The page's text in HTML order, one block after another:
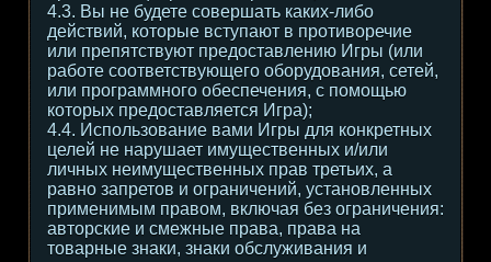
4.3. Вы не будете совершать каких-либо
действий, которые вступают в противоречие
или препятствуют предоставлению Игры (или
работе соответствующего оборудования, сетей,
или программного обеспечения, с помощью
которых предоставляется Игра);
4.4. Использование вами Игры для конкретных
целей не нарушает имущественных и/или
личных неимущественных прав третьих, а
равно запретов и ограничений, установленных
применимым правом, включая без ограничения:
авторские и смежные права, права на
товарные знаки, знаки обслуживания и